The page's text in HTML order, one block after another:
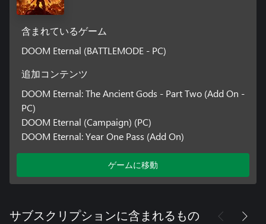
含まれているゲーム
DOOM Eternal (BATTLEMODE - PC)
追加コンテンツ
DOOM Eternal: The Ancient Gods - Part Two (Add On -
PC)
DOOM Eternal (Campaign) (PC)
DOOM Eternal: Year One Pass (Add On)
ゲームに移動
サブスクリプションに含まれるもの